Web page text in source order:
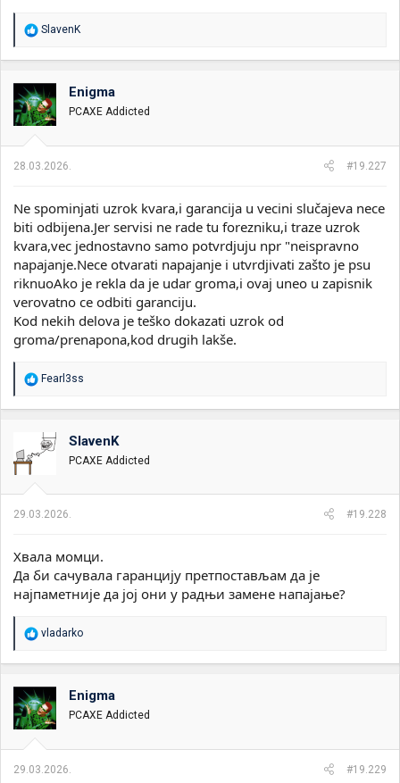
R
a
o
v
a
n
:
SlavenK
Enigma
PCAXE Addicted
28.03.2026. #19.227
Ne spominjati uzrok kvara,i garancija u vecini slučajeva nece
biti odbijena.Jer servisi ne rade tu forezniku,i traze uzrok
kvara,vec jednostavno samo potvrdjuju npr "neispravno
napajanje.Nece otvarati napajanje i utvrdjivati zašto je psu
riknuoAko je rekla da je udar groma,i ovaj uneo u zapisnik
verovatno ce odbiti garanciju.
Kod nekih delova je teško dokazati uzrok od
groma/prenapona,kod drugih lakše.
R
o
v
:
Fearl3ss
SlavenK
PCAXE Addicted
29.03.2026. #19.228
Хвала момци.
Да би сачувала гаранцију претпостављам да је
најпаметније да јој они у радњи замене напајање?
R
a
o
v
a
n
:
vladarko
Enigma
PCAXE Addicted
29.03.2026. #19.229